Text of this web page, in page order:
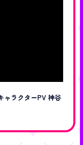
ャラクターPV 神谷